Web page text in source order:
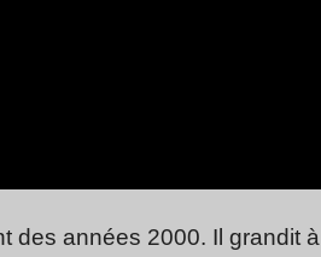
des années 2000. Il grandit à